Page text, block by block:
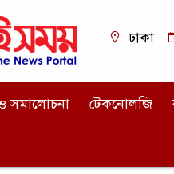
ঢাকা
সমালোচনা টেকনোলজি